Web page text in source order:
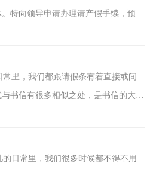
特向领导申请办理请产假手续，预产
未符合24周岁晚育...
里，我们都跟请假条有着直接或间
书信有很多相似之处，是书信的大大
下面是小编整理的孕妇...
日常里，我们很多时候都不得不用